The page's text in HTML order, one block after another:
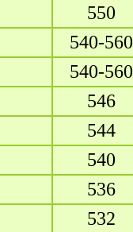
550
540-560
540-560
546
544
540
536
532